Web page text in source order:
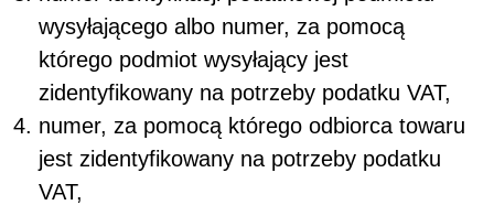
wysyłającego albo numer, za pomocą
którego podmiot wysyłający jest
zidentyfikowany na potrzeby podatku VAT,
numer, za pomocą którego odbiorca towaru
jest zidentyfikowany na potrzeby podatku
VAT,